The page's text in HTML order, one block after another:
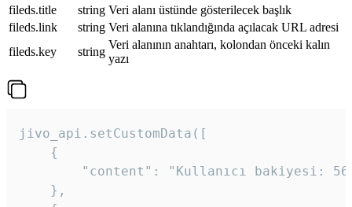
fileds.title
string Veri alanı üstünde gösterilecek başlık
fileds.link
string Veri alanına tıklandığında açılacak URL adresi
fileds.key
string
Veri alanının anahtarı, kolondan önceki kalın
yazı
jivo_api.setCustomData([
    {
"content": "Kullanıcı bakiyesi:
    },